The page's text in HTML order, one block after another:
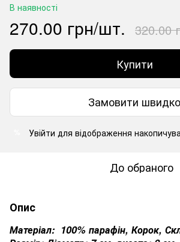
В наявності
270.00 грн/шт. 320.00
Купити
Замовити швидко
Увійти для відображення
До обраного
Опис
Матеріал: 100% парафін, Корок,